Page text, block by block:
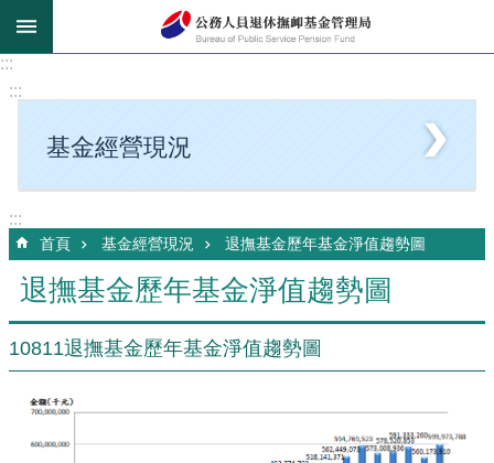
跳到主要內容區塊
:::
:::
基金經營現況
:::
首頁 基金經營現況 退撫基金歷年基金淨值趨勢圖
退撫基金歷年基金淨值趨勢圖
10811退撫基金歷年基金淨值趨勢圖